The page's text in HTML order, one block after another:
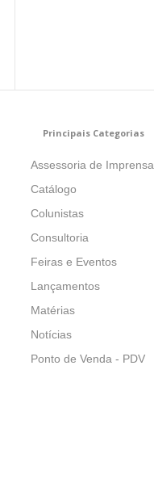
Principais Categorias
Assessoria de Imprensa
Catálogo
Colunistas
Consultoria
Feiras e Eventos
Lançamentos
Matérias
Notícias
Ponto de Venda - PDV